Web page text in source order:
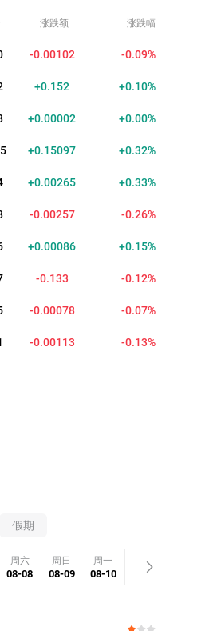
涨跌额 涨跌幅
-0.00094 -0.08%
+0.161 +0.10%
+0.00002 +0.00%
+0.15072 +0.32%
+0.00270 +0.33%
-0.00267 -0.27%
+0.00085 +0.15%
-0.132 -0.12%
-0.00080 -0.07%
-0.00102 -0.11%
假期
周六
08-08
周日
08-09
周一
08-10